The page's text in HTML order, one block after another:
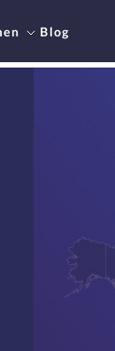
Blog